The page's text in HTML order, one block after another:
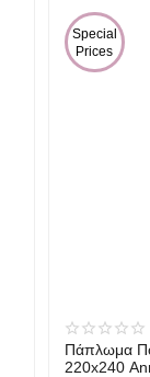
Special
Prices
Πάπλωμα
220x240